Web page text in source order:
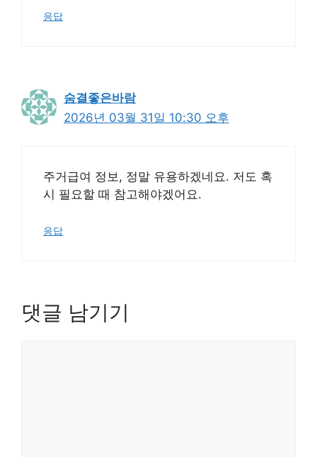
응답
숨결좋은바람
2026년 03월 31일 10:30 오후
주거급여 정보, 정말 유용하겠네요. 저도 혹
시 필요할 때 참고해야겠어요.
응답
댓글 남기기